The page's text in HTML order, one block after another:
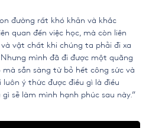
đường rất khó khăn và khắc
quan đến việc học, mà còn liên
vật chất khi chúng ta phải đi xa
mình đã đi được một quãng
sẵn sàng từ bỏ hết công sức và
ý thức được điều gì là điều
sẽ làm mình hạnh phúc sau này.”